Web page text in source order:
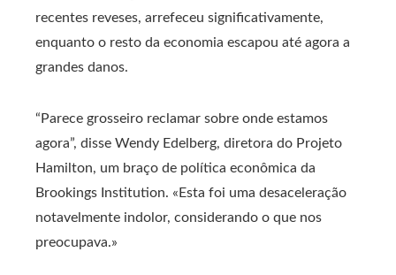
recentes reveses, arrefeceu significativamente,
enquanto o resto da economia escapou até agora a
grandes danos.
“Parece grosseiro reclamar sobre onde estamos
agora”, disse Wendy Edelberg, diretora do Projeto
Hamilton, um braço de política econômica da
Brookings Institution. «Esta foi uma desaceleração
notavelmente indolor, considerando o que nos
preocupava.»